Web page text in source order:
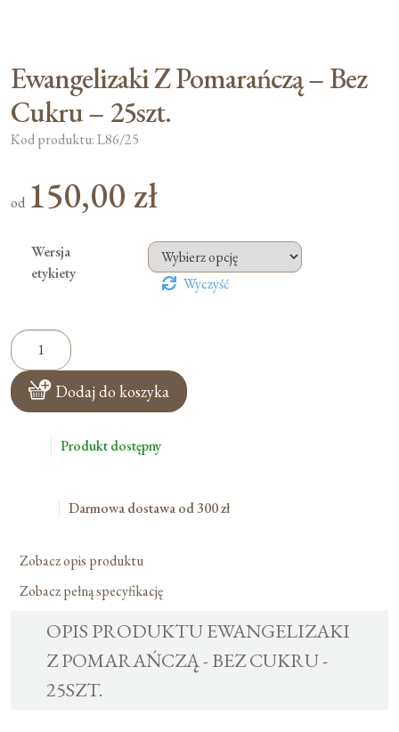
Ewangelizaki Z Pomarańczą – Bez
Cukru – 25szt.
Kod produktu: L86/25
od 150,00 zł
Wersja
etykiety
Wyczyść
ilość
Ewangelizaki
Z
Pomarańczą
Dodaj do koszyka
Produkt dostępny
Darmowa dostawa od 300 zł
Zobacz opis produktu
Zobacz pełną specyfikację
OPIS PRODUKTU EWANGELIZAKI
Z POMARAŃCZĄ - BEZ CUKRU -
25SZT.